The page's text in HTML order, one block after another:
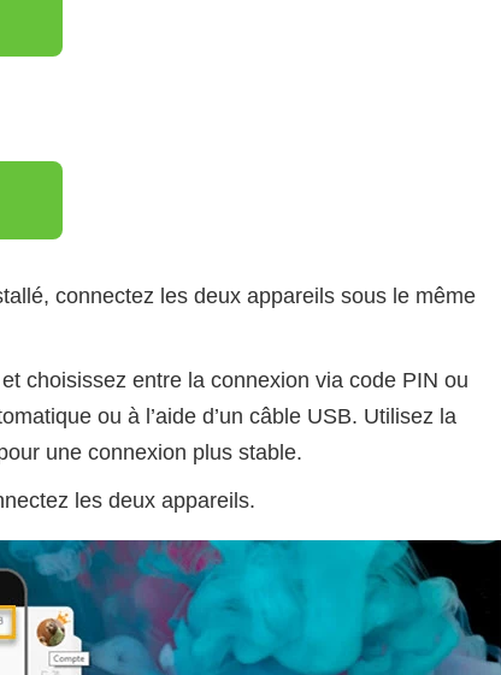
connectez les deux appareils sous le même
choisissez entre la connexion via code PIN ou
ou à l’aide d’un câble USB. Utilisez la
une connexion plus stable.
les deux appareils.